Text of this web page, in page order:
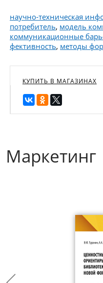
научно-техническая
потребитель, модель
коммуникационные
фективность, методы
КУПИТЬ В МАГАЗИНАХ
Маркетинг